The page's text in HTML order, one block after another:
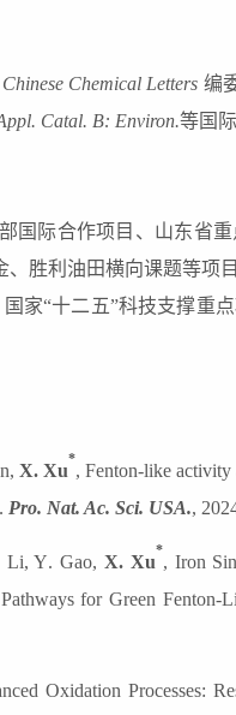
Chinese Chemical Letters 编
Catal. B: Environ.等国
国际合作项目、 山东省
、 胜利油田横向课题等项目
国家“十二 五”科技支撑重点
X. Xu
*
, Fenton-like
Pro. Nat. Ac. Sci. USA.,
Li, Y. Gao, X. Xu
*
, Iron
for Green Fenton-
Oxidation Processes: